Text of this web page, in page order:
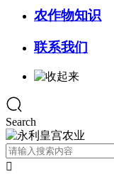
农作物知识
联系我们
Search
